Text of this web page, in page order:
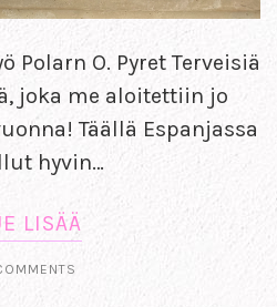
Polarn O. Pyret Terveisiä
joka me aloitettiin jo
Täällä Espanjassa
hyvin…
LISÄÄ